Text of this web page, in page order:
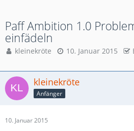
Paff Ambition 1.0
einfädeln
kleinekröte 10. Januar 2015
kleinekröte
Anfänger
10. Januar 2015